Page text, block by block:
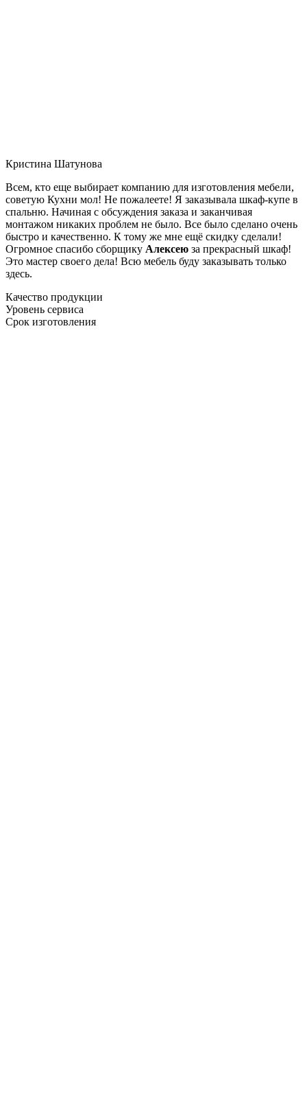
Кристина Шатунова
Всем, кто еще выбирает компанию для изготовления мебели,
советую Кухни мол! Не пожалеете! Я заказывала шкаф-купе в
спальню. Начиная с обсуждения заказа и заканчивая
монтажом никаких проблем не было. Все было сделано очень
быстро и качественно. К тому же мне ещё скидку сделали!
Огромное спасибо сборщику Алексею за прекрасный шкаф!
Это мастер своего дела! Всю мебель буду заказывать только
здесь.
Качество продукции
Уровень сервиса
Срок изготовления